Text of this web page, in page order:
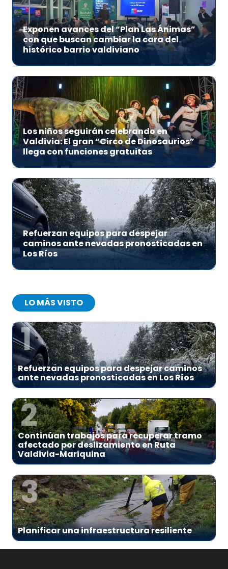
Exponen avances del “Plan Las Ánimas”
con que buscan cambiar la cara del
histórico barrio valdiviano
Los niños seguirán celebrando en
Valdivia: El gran “Circo de Dinosaurios”
llega con funciones gratuitas
Refuerzan equipos para despejar
caminos ante nevadas pronosticadas en
Los Ríos
LO MÁS VISTO
1
Refuerzan equipos para despejar caminos
ante nevadas pronosticadas en Los Ríos
2
Continúan trabajos para recuperar tramo
afectado por deslizamiento en Ruta
Valdivia-Mariquina
3
Planificar una infraestructura resiliente